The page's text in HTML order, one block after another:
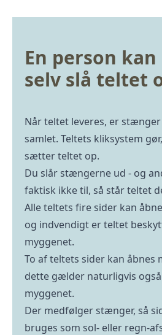
En person
selv slå teltet
Når teltet leveres, er
samlet. Teltets kliksystem
sætter teltet op.
Du slår stængerne ud - og
faktisk ikke til, så står teltet
Alle teltets fire sider kan
og indvendigt er teltet
myggenet.
To af teltets sider kan åbnes
dette gælder naturligvis
myggenet.
Der medfølger stænger, så
bruges som sol- eller regn-